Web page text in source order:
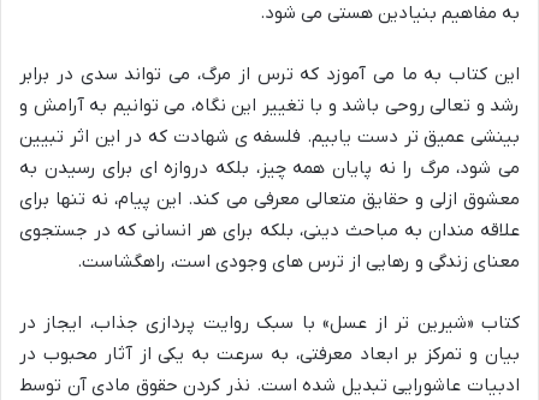
به مفاهیم بنیادین هستی می شود.
این کتاب به ما می آموزد که ترس از مرگ، می تواند سدی در برابر
رشد و تعالی روحی باشد و با تغییر این نگاه، می توانیم به آرامش و
بینشی عمیق تر دست یابیم. فلسفه ی شهادت که در این اثر تبیین
می شود، مرگ را نه پایان همه چیز، بلکه دروازه ای برای رسیدن به
معشوق ازلی و حقایق متعالی معرفی می کند. این پیام، نه تنها برای
علاقه مندان به مباحث دینی، بلکه برای هر انسانی که در جستجوی
معنای زندگی و رهایی از ترس های وجودی است، راهگشاست.
کتاب «شیرین تر از عسل» با سبک روایت پردازی جذاب، ایجاز در
بیان و تمرکز بر ابعاد معرفتی، به سرعت به یکی از آثار محبوب در
ادبیات عاشورایی تبدیل شده است. نذر کردن حقوق مادی آن توسط